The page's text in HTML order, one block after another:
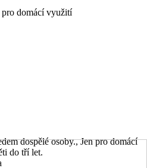
pro domácí využití
dospělé osoby., Jen pro domácí
do tří let.